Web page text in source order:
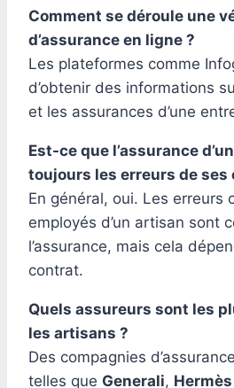
Comment se déroule une
d’assurance en ligne ?
Les plateformes comme
d’obtenir des informations
et les assurances d’une
Est-ce que l’assurance
toujours les erreurs de ses
En général, oui. Les erreurs
employés d’un artisan sont
l’assurance, mais cela
contrat.
Quels assureurs sont les
les artisans ?
Des compagnies
telles que Generali,